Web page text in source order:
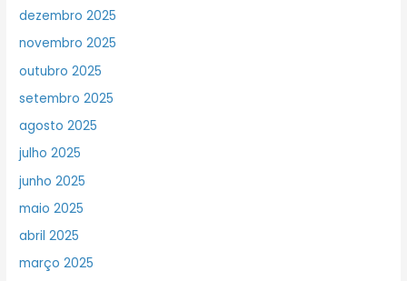
dezembro 2025
novembro 2025
outubro 2025
setembro 2025
agosto 2025
julho 2025
junho 2025
maio 2025
abril 2025
março 2025